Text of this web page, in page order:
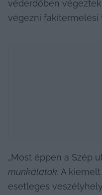
véderdőben
végezni fakitermelési
„Most éppen a Szép
munkálatok. A
esetleges